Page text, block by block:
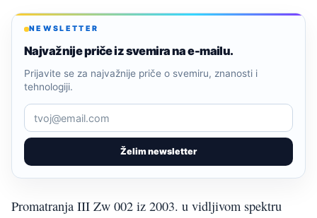
NEWSLETTER
Najvažnije priče iz svemira na e-mailu.
Želim newsletter
Prijavite se za najvažnije priče o svemiru, znanosti i
tehnologiji.
Promatranja III Zw 002 iz 2003. u vidljivom spektru